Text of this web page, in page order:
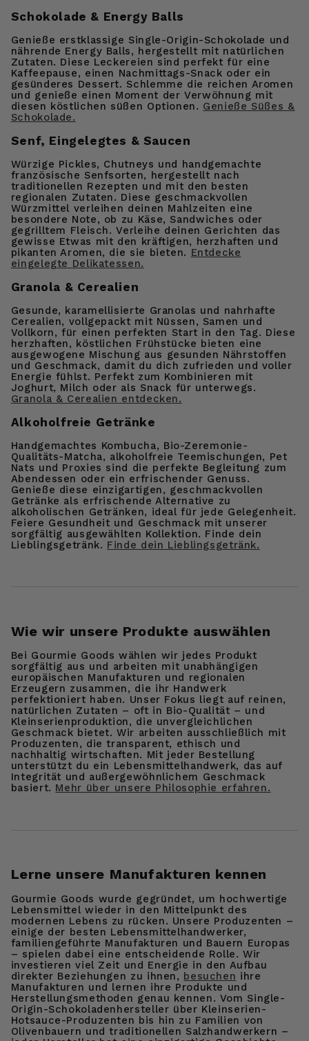
Schokolade & Energy Balls
Genieße erstklassige Single-Origin-Schokolade und
nährende Energy Balls, hergestellt mit natürlichen
Zutaten. Diese Leckereien sind perfekt für eine
Kaffeepause, einen Nachmittags-Snack oder ein
gesünderes Dessert. Schlemme die reichen Aromen
und genieße einen Moment der Verwöhnung mit
diesen köstlichen süßen Optionen. Genieße Süßes &
Schokolade.
Senf, Eingelegtes & Saucen
Würzige Pickles, Chutneys und handgemachte
französische Senfsorten, hergestellt nach
traditionellen Rezepten und mit den besten
regionalen Zutaten. Diese geschmackvollen
Würzmittel verleihen deinen Mahlzeiten eine
besondere Note, ob zu Käse, Sandwiches oder
gegrilltem Fleisch. Verleihe deinen Gerichten das
gewisse Etwas mit den kräftigen, herzhaften und
pikanten Aromen, die sie bieten. Entdecke
eingelegte Delikatessen.
Granola & Cerealien
Gesunde, karamellisierte Granolas und nahrhafte
Cerealien, vollgepackt mit Nüssen, Samen und
Vollkorn, für einen perfekten Start in den Tag. Diese
herzhaften, köstlichen Frühstücke bieten eine
ausgewogene Mischung aus gesunden Nährstoffen
und Geschmack, damit du dich zufrieden und voller
Energie fühlst. Perfekt zum Kombinieren mit
Joghurt, Milch oder als Snack für unterwegs.
Granola & Cerealien entdecken.
Alkoholfreie Getränke
Handgemachtes Kombucha, Bio-Zeremonie-
Qualitäts-Matcha, alkoholfreie Teemischungen, Pet
Nats und Proxies sind die perfekte Begleitung zum
Abendessen oder ein erfrischender Genuss.
Genieße diese einzigartigen, geschmackvollen
Getränke als erfrischende Alternative zu
alkoholischen Getränken, ideal für jede Gelegenheit.
Feiere Gesundheit und Geschmack mit unserer
sorgfältig ausgewählten Kollektion. Finde dein
Lieblingsgetränk. Finde dein Lieblingsgetränk.
Wie wir unsere Produkte auswählen
Bei Gourmie Goods wählen wir jedes Produkt
sorgfältig aus und arbeiten mit unabhängigen
europäischen Manufakturen und regionalen
Erzeugern zusammen, die ihr Handwerk
perfektioniert haben. Unser Fokus liegt auf reinen,
natürlichen Zutaten – oft in Bio-Qualität – und
Kleinserienproduktion, die unvergleichlichen
Geschmack bietet. Wir arbeiten ausschließlich mit
Produzenten, die transparent, ethisch und
nachhaltig wirtschaften. Mit jeder Bestellung
unterstützt du ein Lebensmittelhandwerk, das auf
Integrität und außergewöhnlichem Geschmack
basiert. Mehr über unsere Philosophie erfahren.
Lerne unsere Manufakturen kennen
Gourmie Goods wurde gegründet, um hochwertige
Lebensmittel wieder in den Mittelpunkt des
modernen Lebens zu rücken. Unsere Produzenten –
einige der besten Lebensmittelhandwerker,
familiengeführte Manufakturen und Bauern Europas
– spielen dabei eine entscheidende Rolle. Wir
investieren viel Zeit und Energie in den Aufbau
direkter Beziehungen zu ihnen, besuchen ihre
Manufakturen und lernen ihre Produkte und
Herstellungsmethoden genau kennen. Vom Single-
Origin-Schokoladenhersteller über Kleinserien-
Hotsauce-Produzenten bis hin zu Familien von
Olivenbauern und traditionellen Salzhandwerkern –